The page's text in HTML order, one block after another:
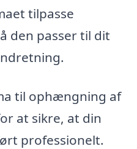
tilpasse
den passer til dit
til ophængning af
at sikre, at din
professionelt.